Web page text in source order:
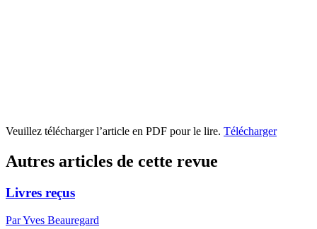
Veuillez télécharger l’article en PDF pour le lire. Télécharger
Autres articles de cette revue
Livres reçus
Par Yves Beauregard